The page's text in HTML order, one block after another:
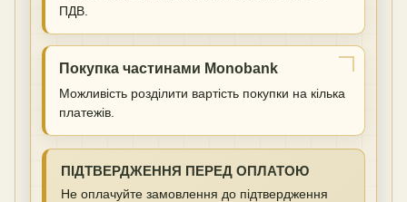
ПДВ.
Покупка частинами Monobank
Можливість розділити вартість покупки на кілька
платежів.
ПІДТВЕРДЖЕННЯ ПЕРЕД ОПЛАТОЮ
Не оплачуйте замовлення до підтвердження